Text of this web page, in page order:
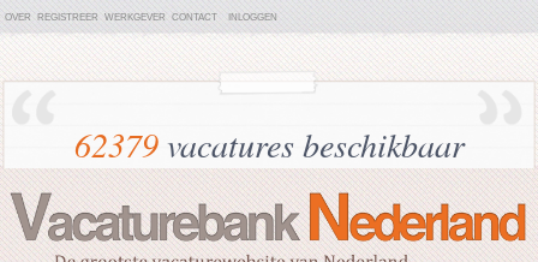
OVER REGISTREER WERKGEVER CONTACT INLOGGEN
62379vacatures beschikbaar